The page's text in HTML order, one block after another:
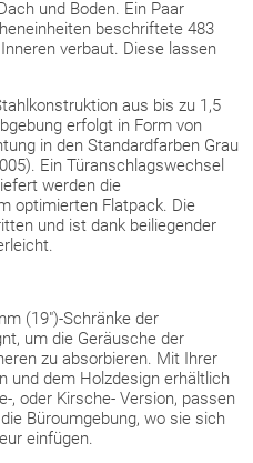
und Boden. Ein Paar
beschriftete 483
verbaut. Diese lassen
aus bis zu 1,5
erfolgt in Form von
in den Standardfarben Grau
Ein Türanschlagswechsel
werden die
optimierten Flatpack. Die
und ist dank beiliegender
(19")-Schränke der
um die Geräusche der
zu absorbieren. Mit Ihrer
und dem Holzdesign erhältlich
, oder Kirsche- Version, passen
Büroumgebung, wo sie sich
einfügen.